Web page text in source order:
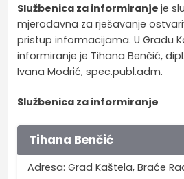
Službenica za informiranjeje
mjerodavna za rješavanje
pristup informacijama. U Gradu
informiranje je Tihana Benčić,
Ivana Modrić, spec.publ.adm.
Službenica za informiranje
Tihana Benčić
Adresa: Grad Kaštela, Braće